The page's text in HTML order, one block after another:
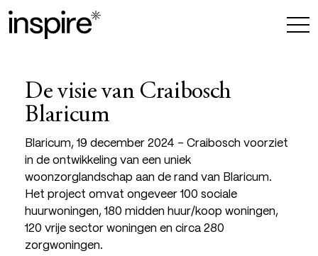
De visie van Craibosch
Blaricum
Blaricum, 19 december 2024 – Craibosch voorziet
in de ontwikkeling van een uniek
woonzorglandschap aan de rand van Blaricum.
Het project omvat ongeveer 100 sociale
huurwoningen, 180 midden huur/koop woningen,
120 vrije sector woningen en circa 280
zorgwoningen.